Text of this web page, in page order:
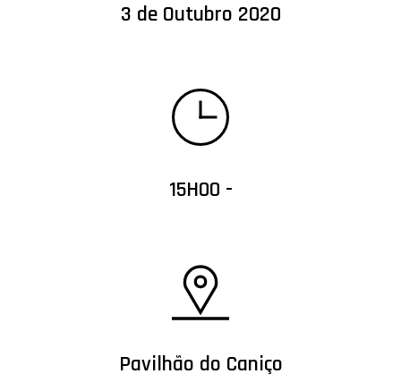
3 de Outubro 2020
15H00 -
Pavilhão do Caniço